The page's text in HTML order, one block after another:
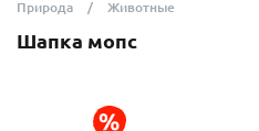
Природа
Животные
Шапка мопс